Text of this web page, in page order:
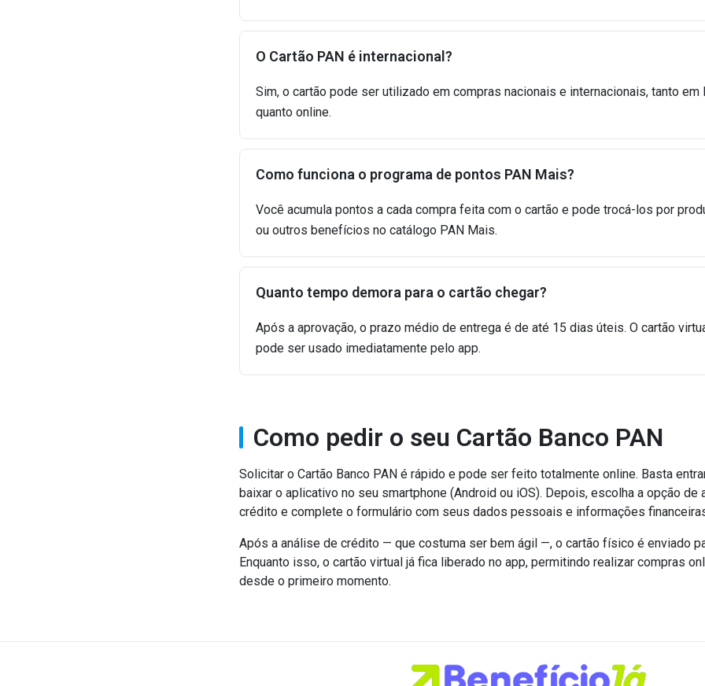
O Cartão PAN é internacional?
Sim, o cartão pode ser utilizado em compras nacionais e internacionais, tanto
quanto online.
Como funciona o programa de pontos PAN Mais?
Você acumula pontos a cada compra feita com o cartão e pode trocá-los por
ou outros benefícios no catálogo PAN Mais.
Quanto tempo demora para o cartão chegar?
Após a aprovação, o prazo médio de entrega é de até 15 dias úteis. O cartão
pode ser usado imediatamente pelo app.
Como pedir o seu Cartão Banco PAN
Solicitar o Cartão Banco PAN é rápido e pode ser feito totalmente online. Basta
baixar o aplicativo no seu smartphone (Android ou iOS). Depois, escolha a opção de
crédito e complete o formulário com seus dados pessoais e informações
Após a análise de crédito — que costuma ser bem ágil —, o cartão físico é enviado
Enquanto isso, o cartão virtual já fica liberado no app, permitindo realizar compras
desde o primeiro momento.